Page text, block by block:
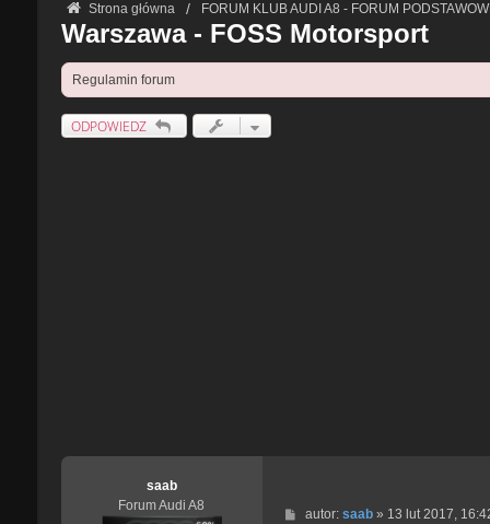
Strona główna FORUM KLUB AUDI A8 - FORUM
Warszawa - FOSS Motorsport
Regulamin forum
ODPOWIEDZ
saab
Forum Audi A8
Pautor: saab» 13 lut 2017,